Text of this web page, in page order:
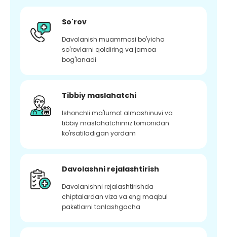
So'rov
Davolanish muammosi bo'yicha
so'rovlarni qoldiring va jamoa
bog'lanadi
Tibbiy maslahatchi
Ishonchli ma'lumot almashinuvi va
tibbiy maslahatchimiz tomonidan
ko'rsatiladigan yordam
Davolashni rejalashtirish
Davolanishni rejalashtirishda
chiptalardan viza va eng maqbul
paketlarni tanlashgacha